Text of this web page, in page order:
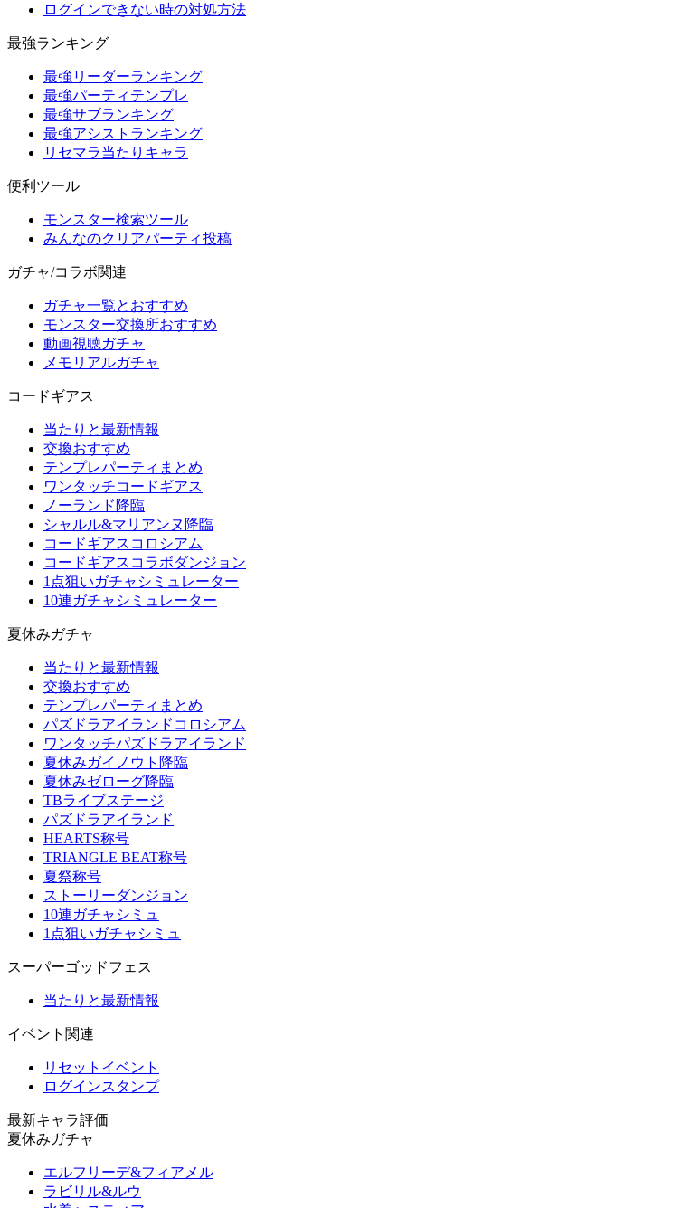
ログインできない時の対処方法
最強ランキング
最強リーダーランキング
最強パーティテンプレ
最強サブランキング
最強アシストランキング
リセマラ当たりキャラ
便利ツール
モンスター検索ツール
みんなのクリアパーティ投稿
ガチャ/コラボ関連
ガチャ一覧とおすすめ
モンスター交換所おすすめ
動画視聴ガチャ
メモリアルガチャ
コードギアス
当たりと最新情報
交換おすすめ
テンプレパーティまとめ
ワンタッチコードギアス
ノーランド降臨
シャルル&マリアンヌ降臨
コードギアスコロシアム
コードギアスコラボダンジョン
1点狙いガチャシミュレーター
10連ガチャシミュレーター
夏休みガチャ
当たりと最新情報
交換おすすめ
テンプレパーティまとめ
パズドラアイランドコロシアム
ワンタッチパズドラアイランド
夏休みガイノウト降臨
夏休みゼローグ降臨
TBライブステージ
パズドラアイランド
HEARTS称号
TRIANGLE BEAT称号
夏祭称号
ストーリーダンジョン
10連ガチャシミュ
1点狙いガチャシミュ
スーパーゴッドフェス
当たりと最新情報
イベント関連
リセットイベント
ログインスタンプ
最新キャラ評価
夏休みガチャ
エルフリーデ&フィアメル
ラビリル&ルウ